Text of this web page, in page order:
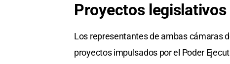
Proyectos
Los representantes de ambas cámaras
proyectos impulsados por el Poder